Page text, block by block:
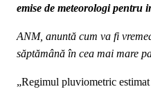
emise de meteorologi pentru
ANM, anuntă cum va fi
săptămână în cea mai mare
„Regimul pluviometric